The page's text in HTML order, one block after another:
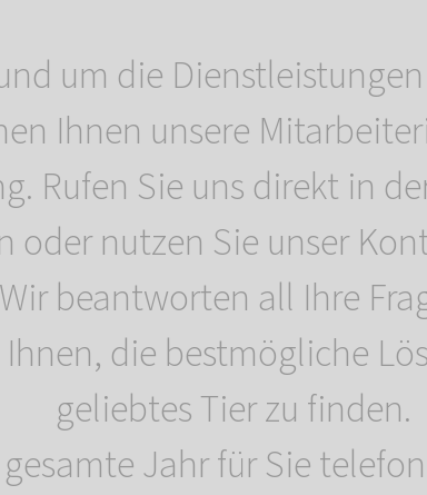
um die
Ihnen unsere
Rufen Sie uns direkt in
oder nutzen Sie unser
beantworten all Ihre
die bestmögliche
geliebtes Tier zu finden.
Jahr für Sie